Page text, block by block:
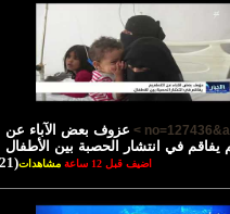
عزوف بعض الآباء عن
يفاقم في انتشار الحصبة بين الأطفال
اضيف قبل 12 ساعة مشاهدات(321)